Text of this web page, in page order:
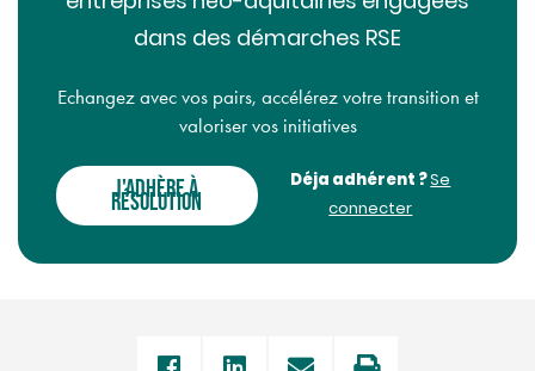
dans des démarches RSE
Echangez avec vos pairs, accélérez votre transition et
valoriser vos initiatives
J'ADHÈRE À
RÉSOLUTION
Déja adhérent ?Se
connecter